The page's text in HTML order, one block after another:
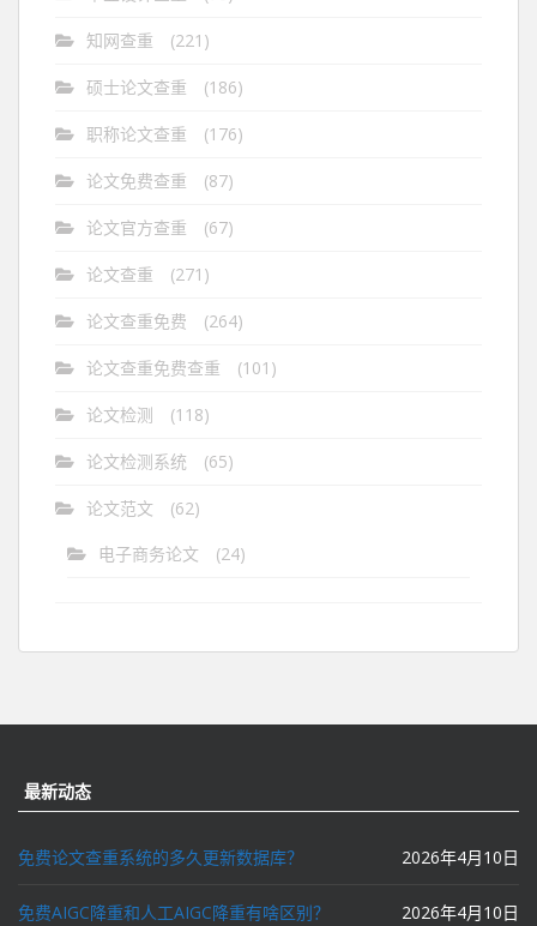
知网查重 (221)
硕士论文查重 (186)
职称论文查重 (176)
论文免费查重 (87)
论文官方查重 (67)
论文查重 (271)
论文查重免费 (264)
论文查重免费查重 (101)
论文检测 (118)
论文检测系统 (65)
论文范文
(62)
电子商务论文
(24)
最新动态
免费论文查重系统的多久更新数据库？ 2026年4月10日
免费AIGC降重和人工AIGC降重有啥区别？ 2026年4月10日